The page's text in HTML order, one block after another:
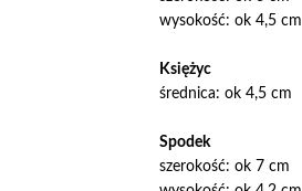
wysokość: ok 4,5 cm
Księżyc
średnica: ok 4,5 cm
Spodek
szerokość: ok 7 cm